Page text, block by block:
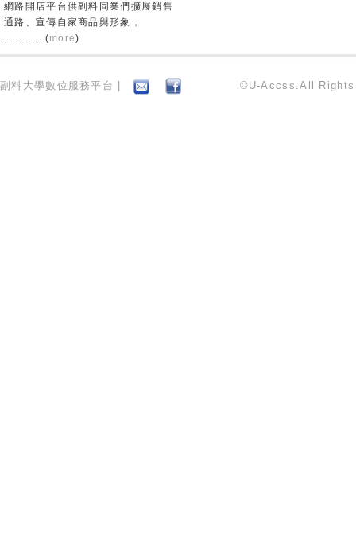
網路開店平台供副料同業們擴展銷售
通路、宣傳自家商品與形象，
............(more)
副料大學數位服務平台 | ©U-Accss.All Rights